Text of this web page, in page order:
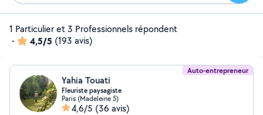
1 Particulier et 3 Professionnels répondent
-
4,5/5 (193 avis)
Auto-entrepreneur
Yahia Touati
Fleuriste paysagiste
Paris (Madeleine 5)
4,6/5 (36 avis)